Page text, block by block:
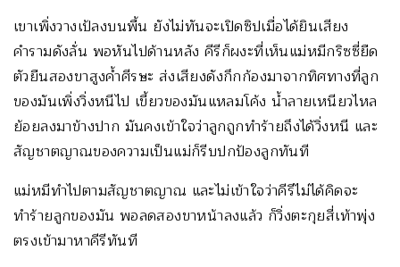
เขาเพิ่งวางเป้ลงบนพื้น ยังไม่ทันจะเปิดซิปเมื่อได้ยินเสียง
คำรามดังลั่น พอหันไปด้านหลัง คีรีก็ผงะที่เห็นแม่หมีกริซซี่ยืด
ตัวยืนสองขาสูงค้ำศีรษะ ส่งเสียงดังกึกก้องมาจากทิศทางที่ลูก
ของมันเพิ่งวิ่งหนีไป เขี้ยวของมันแหลมโค้ง น้ำลายเหนียวไหล
ย้อยลงมาข้างปาก มันคงเข้าใจว่าลูกถูกทำร้ายถึงได้วิ่งหนี และ
สัญชาตญาณของความเป็นแม่ก็รีบปกป้องลูกทันที
แม่หมีทำไปตามสัญชาตญาณ และไม่เข้าใจว่าคีรีไม่ได้คิดจะ
ทำร้ายลูกของมัน พอลดสองขาหน้าลงแล้ว ก็วิ่งตะกุยสี่เท้าพุ่ง
ตรงเข้ามาหาคีรีทันที